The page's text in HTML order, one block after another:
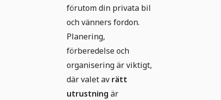
förutom din privata bil
och vänners fordon.
Planering,
förberedelse och
organisering är viktigt,
där valet av rätt
utrustning är